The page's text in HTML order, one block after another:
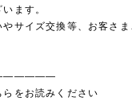
ます。
やサイズ交換等、お客さ
らをお読みください